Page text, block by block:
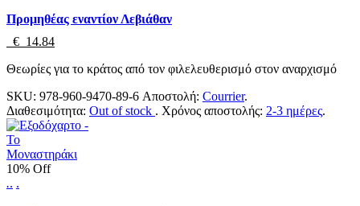
Προμηθέας εναντίον Λεβιάθαν
€ 14.84
Θεωρίες για το κράτος από τον φιλελευθερισμό στον αναρχισμό
SKU: 978-960-9470-89-6 Αποστολή: Courrier.
Διαθεσιμότητα: Out of stock . Χρόνος αποστολής: 2-3 ημέρες.
10% Off
.. .